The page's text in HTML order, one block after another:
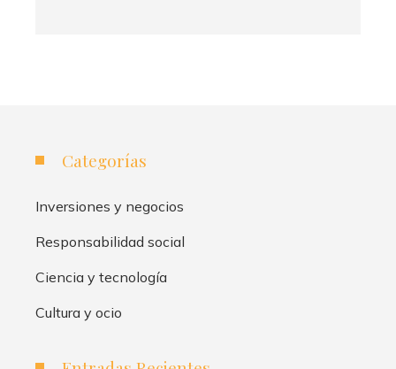
Categorías
Inversiones y negocios
Responsabilidad social
Ciencia y tecnología
Cultura y ocio